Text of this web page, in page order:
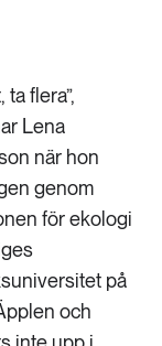
ta flera”,
Lena
när hon
genom
för ekologi
på
och